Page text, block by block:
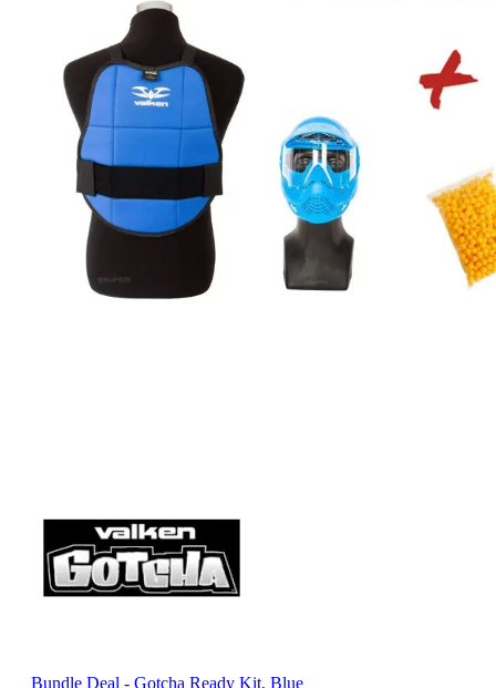
Bundle Deal - Gotcha Ready Kit, Blue